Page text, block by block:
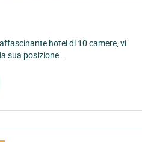
hotel di 10 camere, vi
sua posizione...